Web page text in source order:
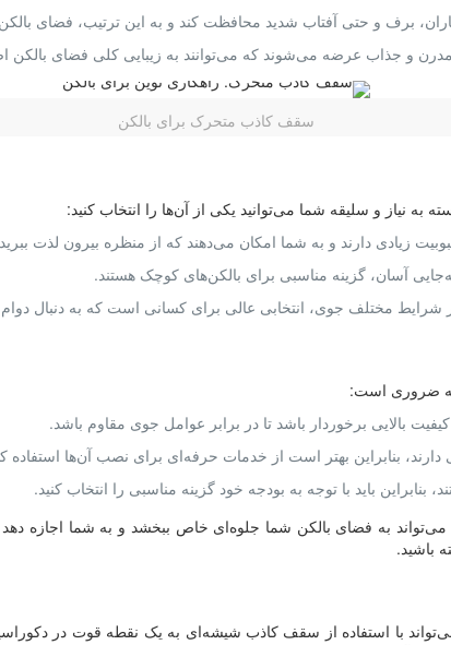
برف و حتی آفتاب شدید محافظت کند و به این ترتیب، فضای
و جذاب عرضه می‌شوند که می‌توانند به زیبایی کلی فضای بالکن
سقف کاذب متحرک برای بالکن
و سلیقه شما می‌توانید یکی از آن‌ها را انتخاب کنید:
زیادی دارند و به شما امکان می‌دهند که از منظره بیرون لذت
آسان، گزینه مناسبی برای بالکن‌های کوچک هستند.
شرایط مختلف جوی، انتخابی عالی برای کسانی است که به دنبال
ضروری است:
بالایی برخوردار باشد تا در برابر عوامل جوی مقاوم باشد.
بنابراین بهتر است از خدمات حرفه‌ای برای نصب آن‌ها استفاده
باید با توجه به بودجه خود گزینه مناسبی را انتخاب کنید.
به فضای بالکن شما جلوه‌ای خاص ببخشد و به شما اجازه
باشید.
با استفاده از سقف کاذب شیشه‌ای به یک نقطه قوت در